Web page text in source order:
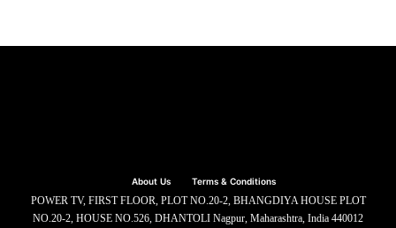
About Us Terms & Conditions
POWER TV, FIRST FLOOR, PLOT NO.20-2, BHANGDIYA HOUSE PLOT
NO.20-2, HOUSE NO.526, DHANTOLI Nagpur, Maharashtra, India 440012